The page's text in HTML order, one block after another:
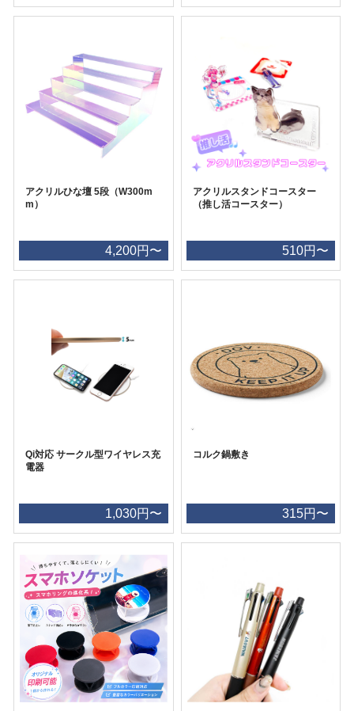
アクリルひな壇 5段（W300m
m）
4,200円〜
アクリルスタンドコースター
（推し活コースター）
510円〜
Qi対応 サークル型ワイヤレス充
電器
1,030円〜
コルク鍋敷き
315円〜